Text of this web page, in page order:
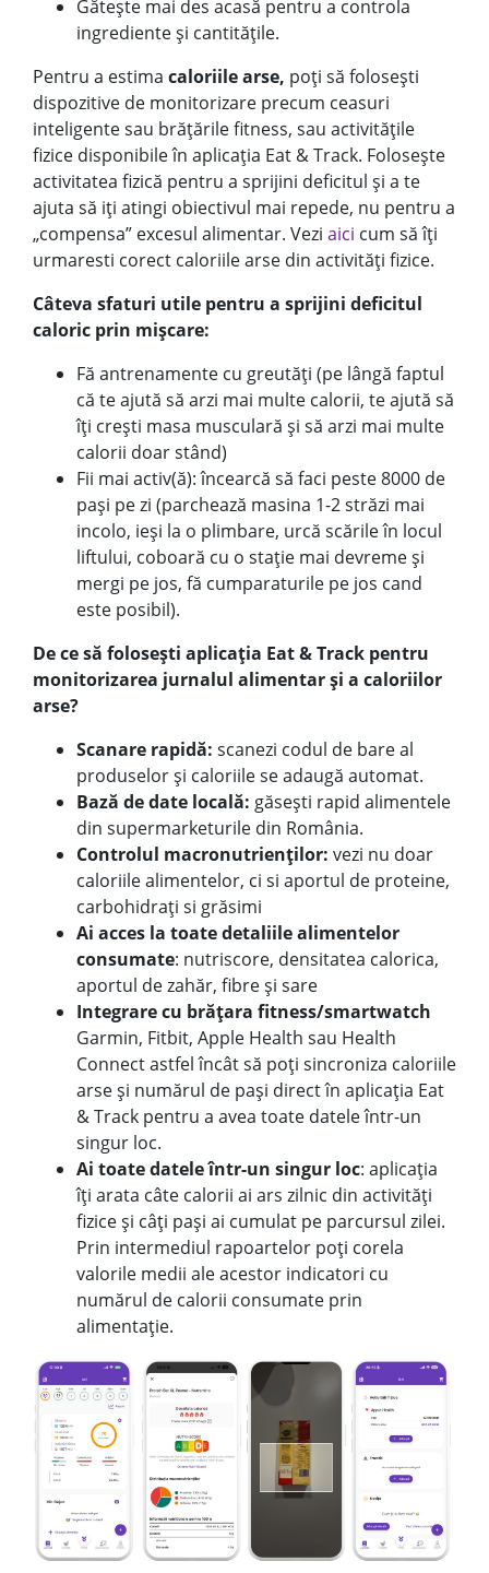
Gătește mai des acasă pentru a controla
ingrediente și cantitățile.
Pentru a estima caloriile arse, poți să folosești
dispozitive de monitorizare precum ceasuri
inteligente sau brățările fitness, sau activitățile
fizice disponibile în aplicația Eat & Track. Folosește
activitatea fizică pentru a sprijini deficitul și a te
ajuta să iți atingi obiectivul mai repede, nu pentru a
„compensa” excesul alimentar. Vezi aici cum să îți
urmaresti corect caloriile arse din activități fizice.
Câteva sfaturi utile pentru a sprijini deficitul
caloric prin mișcare:
Fă antrenamente cu greutăți (pe lângă faptul
că te ajută să arzi mai multe calorii, te ajută să
îți crești masa musculară și să arzi mai multe
calorii doar stând)
Fii mai activ(ă): încearcă să faci peste 8000 de
pași pe zi (parchează masina 1-2 străzi mai
incolo, ieși la o plimbare, urcă scările în locul
liftului, coboară cu o stație mai devreme și
mergi pe jos, fă cumparaturile pe jos cand
este posibil).
De ce să folosești aplicația Eat & Track pentru
monitorizarea jurnalul alimentar și a caloriilor
arse?
Scanare rapidă: scanezi codul de bare al
produselor și caloriile se adaugă automat.
Bază de date locală: găsești rapid alimentele
din supermarketurile din România.
Controlul macronutrienților: vezi nu doar
caloriile alimentelor, ci si aportul de proteine,
carbohidrați si grăsimi
Ai acces la toate detaliile alimentelor
consumate: nutriscore, densitatea calorica,
aportul de zahăr, fibre și sare
Integrare cu brățara fitness/smartwatch
Garmin, Fitbit, Apple Health sau Health
Connect astfel încât să poți sincroniza caloriile
arse și numărul de pași direct în aplicația Eat
& Track pentru a avea toate datele într-un
singur loc.
Ai toate datele într-un singur loc: aplicația
îți arata câte calorii ai ars zilnic din activități
fizice și câți pași ai cumulat pe parcursul zilei.
Prin intermediul rapoartelor poți corela
valorile medii ale acestor indicatori cu
numărul de calorii consumate prin
alimentație.